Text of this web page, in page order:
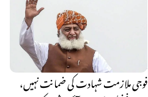
فوجی ملازمت شہادت کی ضمانت نہیں،